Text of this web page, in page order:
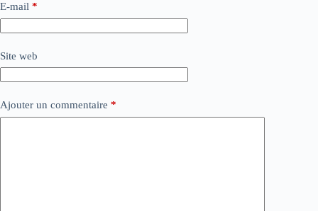
E-mail *
Site web
Ajouter un commentaire *